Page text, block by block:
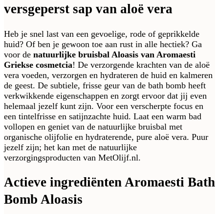
versgeperst sap van aloë vera
Heb je snel last van een gevoelige, rode of geprikkelde
huid? Of ben je gewoon toe aan rust in alle hectiek? Ga
voor de natuurlijke bruisbal Aloasis van Aromaesti
Griekse cosmetcia! De verzorgende krachten van de aloë
vera voeden, verzorgen en hydrateren de huid en kalmeren
de geest. De subtiele, frisse geur van de bath bomb heeft
verkwikkende eigenschappen en zorgt ervoor dat jij even
helemaal jezelf kunt zijn. Voor een verscherpte focus en
een tintelfrisse en satijnzachte huid. Laat een warm bad
vollopen en geniet van de natuurlijke bruisbal met
organische olijfolie en hydraterende, pure aloë vera. Puur
jezelf zijn; het kan met de natuurlijke
verzorgingsproducten van MetOlijf.nl.
Actieve ingrediënten Aromaesti Bath
Bomb Aloasis